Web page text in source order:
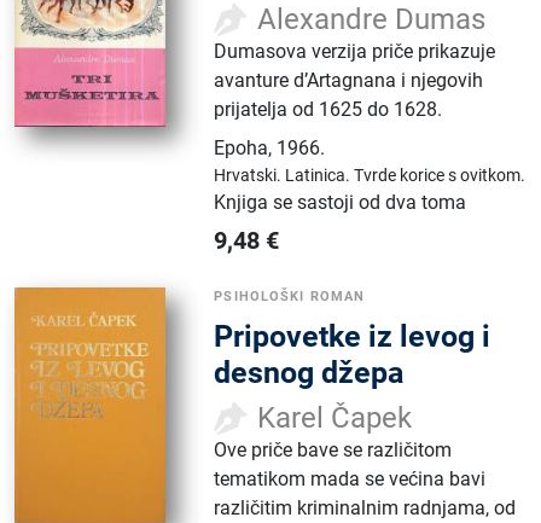
Alexandre Dumas
Dumasova verzija priče prikazuje
avanture d’Artagnana i njegovih
prijatelja od 1625 do 1628.
Epoha, 1966.
Hrvatski. Latinica.Tvrde korice s ovitkom.
Knjiga se sastoji od dva toma
9,48 €
PSIHOLOŠKI ROMAN
Pripovetke iz levog i
desnog džepa
Karel Čapek
Ove priče bave se različitom
tematikom mada se većina bavi
različitim kriminalnim radnjama, od